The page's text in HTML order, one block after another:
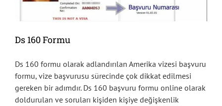
Ds 160 Formu
Ds 160 formu olarak adlandırılan Amerika vizesi başvuru
formu, vize başvurusu sürecinde çok dikkat edilmesi
gereken bir adımdır. Ds 160 başvuru formu online olarak
doldurulan ve soruları kişiden kişiye değişkenlik